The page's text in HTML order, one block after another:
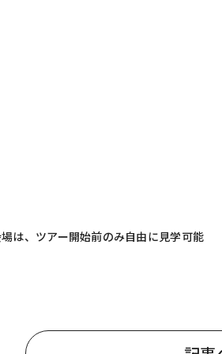
は、ツアー開始前のみ自由に見学可能